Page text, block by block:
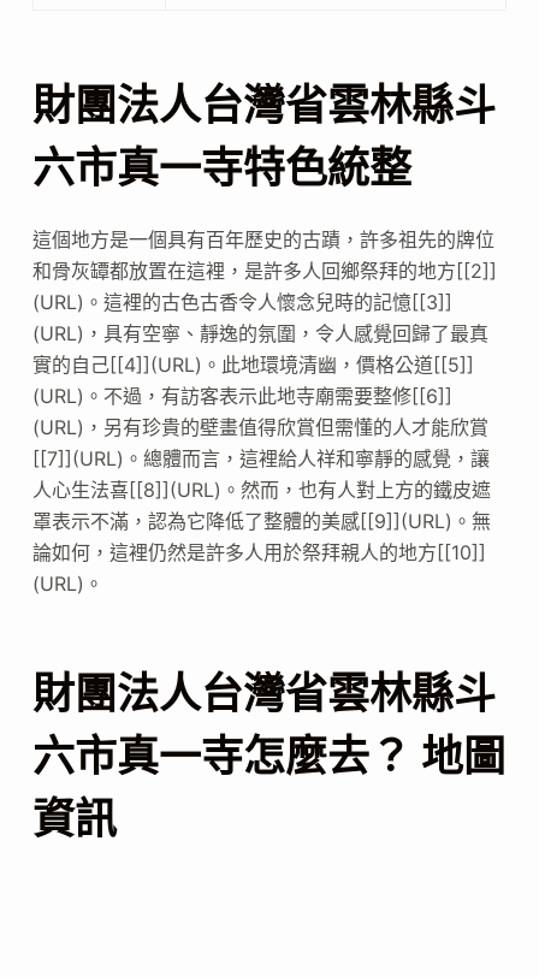
財團法人台灣省雲林縣斗
六市真一寺特色統整
這個地方是一個具有百年歷史的古蹟，許多祖先的牌位
和骨灰罈都放置在這裡，是許多人回鄉祭拜的地方[[2]]
(URL)。這裡的古色古香令人懷念兒時的記憶[[3]]
(URL)，具有空寧、靜逸的氛圍，令人感覺回歸了最真
實的自己[[4]](URL)。此地環境清幽，價格公道[[5]]
(URL)。不過，有訪客表示此地寺廟需要整修[[6]]
(URL)，另有珍貴的壁畫值得欣賞但需懂的人才能欣賞
[[7]](URL)。總體而言，這裡給人祥和寧靜的感覺，讓
人心生法喜[[8]](URL)。然而，也有人對上方的鐵皮遮
罩表示不滿，認為它降低了整體的美感[[9]](URL)。無
論如何，這裡仍然是許多人用於祭拜親人的地方[[10]]
(URL)。
財團法人台灣省雲林縣斗
六市真一寺怎麼去？ 地圖
資訊